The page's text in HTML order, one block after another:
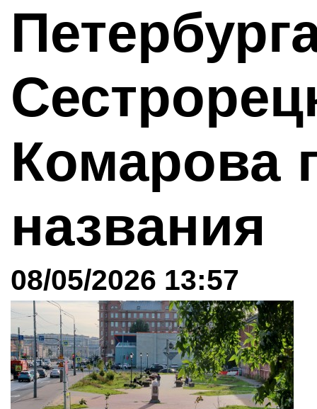
Комарова
названия
08/05/2026 13:57